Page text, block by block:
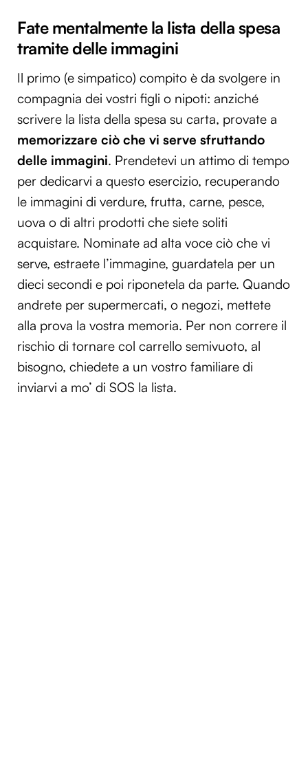
Fate mentalmente la lista della spesa
tramite delle immagini
Il primo (e simpatico) compito è da svolgere in
compagnia dei vostri figli o nipoti: anziché
scrivere la lista della spesa su carta, provate a
memorizzare ciò che vi serve sfruttando
delle immagini. Prendetevi un attimo di tempo
per dedicarvi a questo esercizio, recuperando
le immagini di verdure, frutta, carne, pesce,
uova o di altri prodotti che siete soliti
acquistare. Nominate ad alta voce ciò che vi
serve, estraete l’immagine, guardatela per un
dieci secondi e poi riponetela da parte. Quando
andrete per supermercati, o negozi, mettete
alla prova la vostra memoria. Per non correre il
rischio di tornare col carrello semivuoto, al
bisogno, chiedete a un vostro familiare di
inviarvi a mo’ di SOS la lista.